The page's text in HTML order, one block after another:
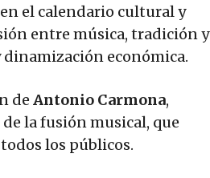
el calendario cultural y
entre música, tradición y
económica.
de Antonio Carmona,
la fusión musical, que
los públicos.